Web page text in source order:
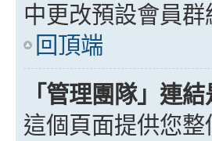
中更改預設會員群
回頂端
「管理團隊」連
這個頁面提供您